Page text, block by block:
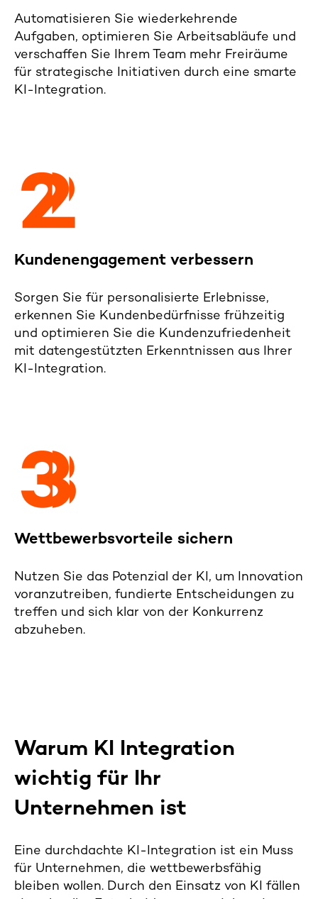
Automatisieren Sie wiederkehrende
Aufgaben, optimieren Sie Arbeitsabläufe und
verschaffen Sie Ihrem Team mehr Freiräume
für strategische Initiativen durch eine smarte
KI-Integration.
Kundenengagement verbessern
Sorgen Sie für personalisierte Erlebnisse,
erkennen Sie Kundenbedürfnisse frühzeitig
und optimieren Sie die Kundenzufriedenheit
mit datengestützten Erkenntnissen aus Ihrer
KI-Integration.
Wettbewerbsvorteile sichern
Nutzen Sie das Potenzial der KI, um Innovation
voranzutreiben, fundierte Entscheidungen zu
treffen und sich klar von der Konkurrenz
abzuheben.
Warum KI Integration
wichtig für Ihr
Unternehmen ist
Eine durchdachte KI-Integration ist ein Muss
für Unternehmen, die wettbewerbsfähig
bleiben wollen. Durch den Einsatz von KI fällen